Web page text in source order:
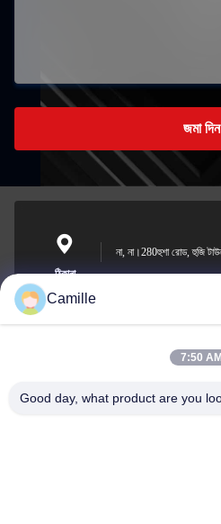
জমা দিন
ঠিকানা
না, না।280হুশা রোড, হুজি
ই-মেইল
Camille
7:50 AM
Good day, what product are you